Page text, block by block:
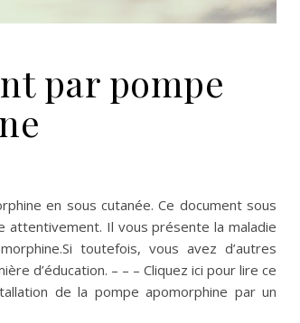
par pompe
en sous cutanée. Ce document sous
Il vous présente la maladie
toutefois, vous avez d’autres
d’éducation. – – – Cliquez ici pour lire ce
de la pompe apomorphine par un